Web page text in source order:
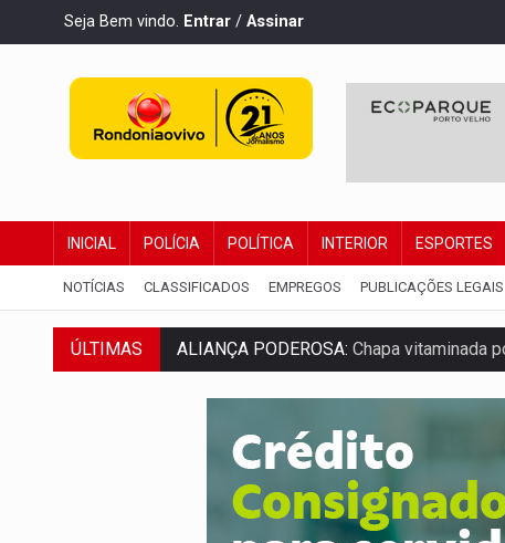
Seja Bem vindo. Entrar / Assinar
INICIAL POLÍCIA POLÍTICA INTERIOR ESPORTES
NOTÍCIAS CLASSIFICADOS EMPREGOS PUBLICAÇÕES LEGAIS
ÚLTIMAS ALIANÇA PODEROSA: Chapa vitaminada
CINEAMAZÔNIA:Filmes rondonienses
Publicação Legal: AVISO DE LICITAÇÃO:
RUA DAS PENHAS:MPRO promove